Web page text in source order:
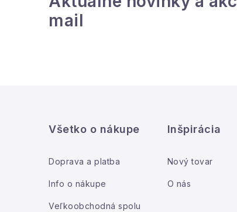
mail
Všetko o nákupe
Doprava a platba
Info o nákupe
Veľkoobchodná spolu
Inšpirácia
Nový tovar
O nás